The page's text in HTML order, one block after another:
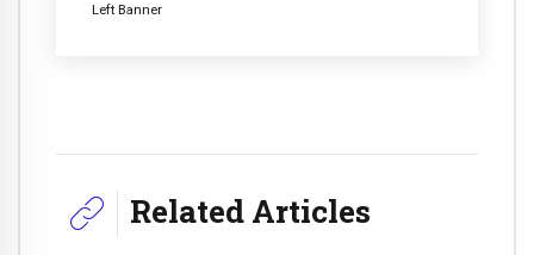
Left Banner
Related Articles